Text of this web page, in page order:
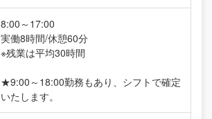
8:00～17:00
実働8時間/休憩60分
※残業は平均30時間
★9:00～18:00勤務もあり、シフトで確定
いたします。